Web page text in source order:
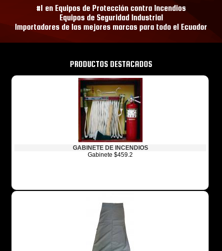
#1 en Equipos de Protección contra Incendios
Equipos de Seguridad Industrial
Importadores de las mejores marcas para todo el Ecuador
PRODUCTOS DESTACADOS
GABINETE DE INCENDIOS
Gabinete $459.2